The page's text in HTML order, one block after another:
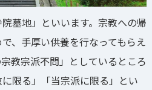
墓地」といいます。宗教への帰
、手厚い供養を行なってもらえ
教宗派不問」としているところ
限る」「当宗派に限る」とい